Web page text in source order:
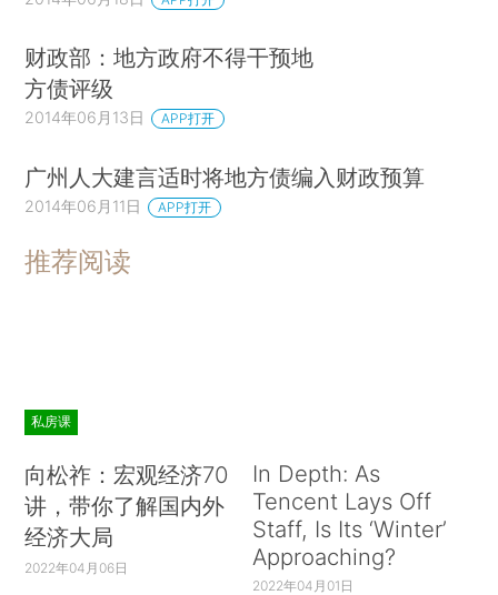
财政部：地方政府不得干预地
方债评级
2014年06月13日 APP打开
广州人大建言适时将地方债编入财政预算
2014年06月11日 APP打开
推荐阅读
私房课
向松祚：宏观经济70
讲，带你了解国内外
经济大局
2022年04月06日
In Depth: As
Tencent Lays Off
Staff, Is Its ‘Winter’
Approaching?
2022年04月01日